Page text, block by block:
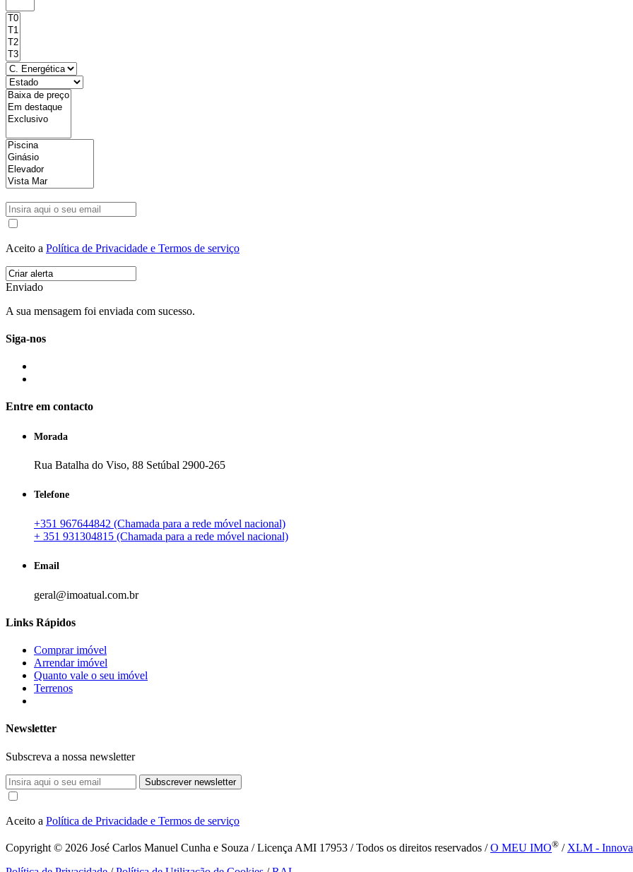
Aceito a Política de Privacidade e Termos de serviço
Enviado
A sua mensagem foi enviada com sucesso.
Siga-nos
Entre em contacto
Morada
Rua Batalha do Viso, 88 Setúbal 2900-265
Telefone
+351 967644842 (Chamada para a rede móvel nacional)
+ 351 931304815 (Chamada para a rede móvel nacional)
Email
geral@imoatual.com.br
Links Rápidos
Comprar imóvel
Arrendar imóvel
Quanto vale o seu imóvel
Terrenos
Newsletter
Subscreva a nossa newsletter
Subscrever newsletter
Aceito a Política de Privacidade e Termos de serviço
Copyright © 2026 José Carlos Manuel Cunha e Souza / Licença AMI 17953 / Todos os direitos reservados /O MEU IMO® / XLM -